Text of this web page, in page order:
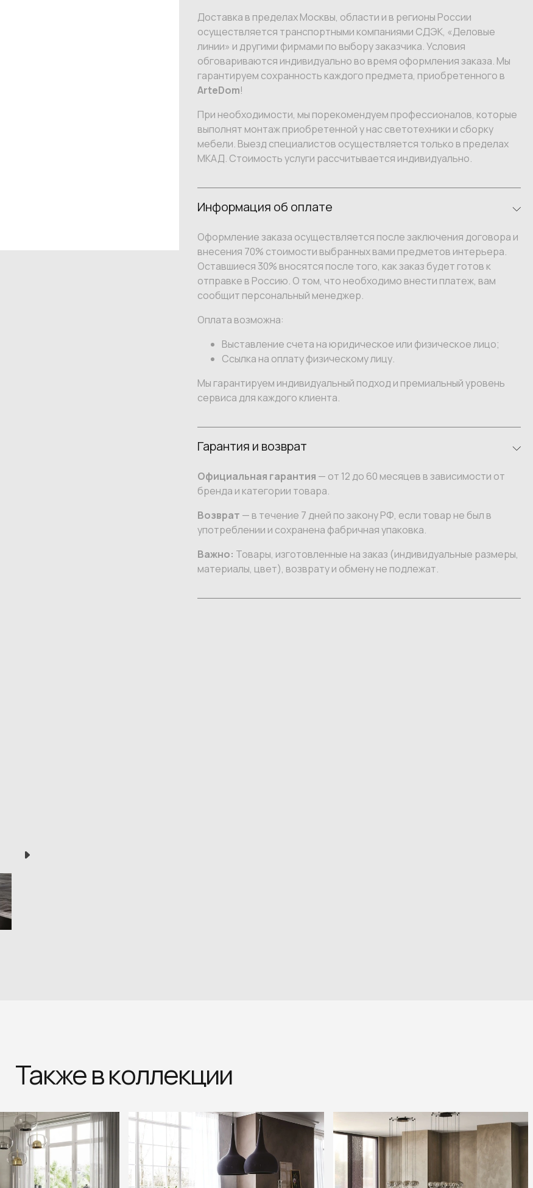
Доставка в пределах Москвы, области и в регионы России
осуществляется транспортными компаниями СДЭК, «Деловые
линии» и другими фирмами по выбору заказчика. Условия
обговариваются индивидуально во время оформления заказа. Мы
гарантируем сохранность каждого предмета, приобретенного в
ArteDom!
При необходимости, мы порекомендуем профессионалов, которые
выполнят монтаж приобретенной у нас светотехники и сборку
мебели. Выезд специалистов осуществляется только в пределах
МКАД. Стоимость услуги рассчитывается индивидуально.
Информация об оплате
Оформление заказа осуществляется после заключения договора и
внесения 70% стоимости выбранных вами предметов интерьера.
Оставшиеся 30% вносятся после того, как заказ будет готов к
отправке в Россию. О том, что необходимо внести платеж, вам
сообщит персональный менеджер.
Оплата возможна:
Выставление счета на юридическое или физическое лицо;
Ссылка на оплату физическому лицу.
Мы гарантируем индивидуальный подход и премиальный уровень
сервиса для каждого клиента.
Гарантия и возврат
Официальная гарантия — от 12 до 60 месяцев в зависимости от
бренда и категории товара.
Возврат — в течение 7 дней по закону РФ, если товар не был в
употреблении и сохранена фабричная упаковка.
Важно: Товары, изготовленные на заказ (индивидуальные размеры,
материалы, цвет), возврату и обмену не подлежат.
Также в коллекции